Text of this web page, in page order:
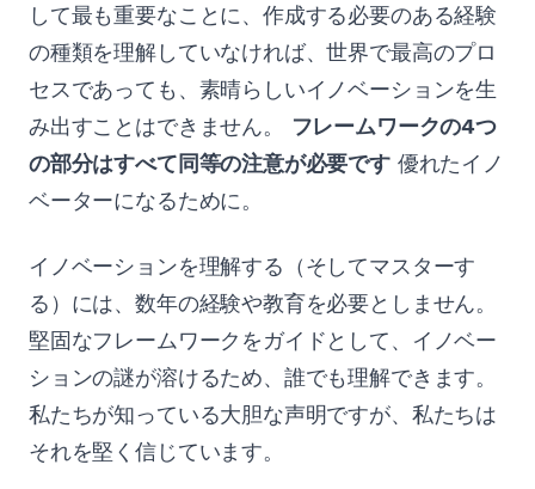
して最も重要なことに、作成する必要のある経験
の種類を理解していなければ、世界で最高のプロ
セスであっても、素晴らしいイノベーションを生
み出すことはできません。
フレームワークの4つ
の部分はすべて同等の注意が必要です優れたイノ
ベーターになるために。
イノベーションを理解する（そしてマスターす
る）には、数年の経験や教育を必要としません。
堅固なフレームワークをガイドとして、イノベー
ションの謎が溶けるため、誰でも理解できます。
私たちが知っている大胆な声明ですが、私たちは
それを堅く信じています。